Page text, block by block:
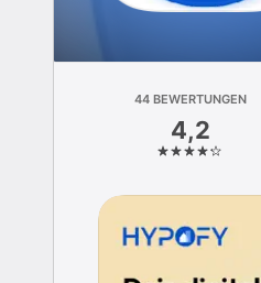
44 BEWERTUNGEN
4,2